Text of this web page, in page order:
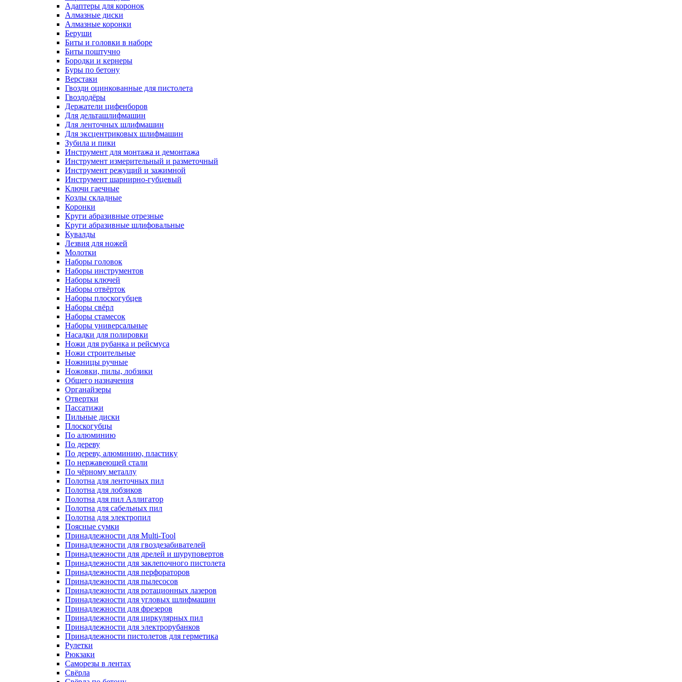
Адаптеры для коронок
Алмазные диски
Алмазные коронки
Беруши
Биты и головки в наборе
Биты поштучно
Бородки и кернеры
Буры по бетону
Верстаки
Гвозди оцинкованные для пистолета
Гвоздодёры
Держатели цифенборов
Для дельташлифмашин
Для ленточных шлифмашин
Для эксцентриковых шлифмашин
Зубила и пики
Инструмент для монтажа и демонтажа
Инструмент измерительный и разметочный
Инструмент режущий и зажимной
Инструмент шарнирно-губцевый
Ключи гаечные
Козлы складные
Коронки
Круги абразивные отрезные
Круги абразивные шлифовальные
Кувалды
Лезвия для ножей
Молотки
Наборы головок
Наборы инструментов
Наборы ключей
Наборы отвёрток
Наборы плоскогубцев
Наборы свёрл
Наборы стамесок
Наборы универсальные
Насадки для полировки
Ножи для рубанка и рейсмуса
Ножи строительные
Ножницы ручные
Ножовки, пилы, лобзики
Общего назначения
Органайзеры
Отвертки
Пассатижи
Пильные диски
Плоскогубцы
По алюминию
По дереву
По дереву, алюминию, пластику
По нержавеющей стали
По чёрному металлу
Полотна для ленточных пил
Полотна для лобзиков
Полотна для пил Аллигатор
Полотна для сабельных пил
Полотна для электропил
Поясные сумки
Принадлежности для Multi-Tool
Принадлежности для гвоздезабивателей
Принадлежности для дрелей и шуруповертов
Принадлежности для заклепочного пистолета
Принадлежности для перфораторов
Принадлежности для пылесосов
Принадлежности для ротационных лазеров
Принадлежности для угловых шлифмашин
Принадлежности для фрезеров
Принадлежности для циркулярных пил
Принадлежности для электрорубанков
Принадлежности пистолетов для герметика
Рулетки
Рюкзаки
Саморезы в лентах
Свёрла